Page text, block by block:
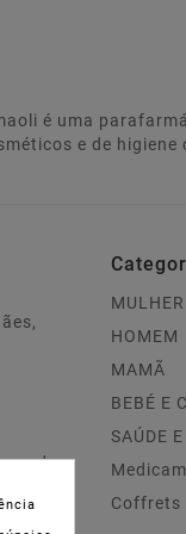
é uma
e de
rede
MULHER
HOMEM
MAMÃ
BEBÉ E
SAÚDE
Coffrets